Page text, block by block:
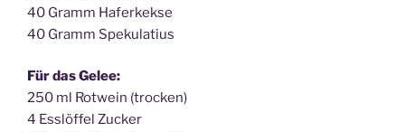
40 Gramm Haferkekse
40 Gramm Spekulatius
Für das Gelee:
250 ml Rotwein (trocken)
4 Esslöffel Zucker